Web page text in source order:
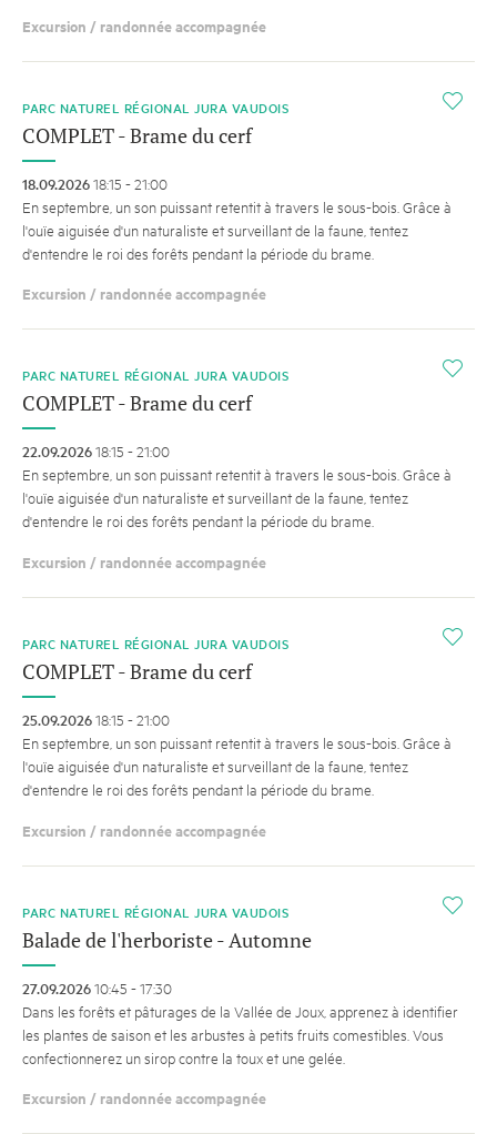
Excursion / randonnée accompagnée
i
PARC NATUREL RÉGIONAL JURA VAUDOIS
COMPLET - Brame du cerf
18.09.202618:15 - 21:00
En septembre, un son puissant retentit à travers le sous-bois. Grâce à
l'ouïe aiguisée d'un naturaliste et surveillant de la faune, tentez
d'entendre le roi des forêts pendant la période du brame.
Excursion / randonnée accompagnée
i
PARC NATUREL RÉGIONAL JURA VAUDOIS
COMPLET - Brame du cerf
22.09.202618:15 - 21:00
En septembre, un son puissant retentit à travers le sous-bois. Grâce à
l'ouïe aiguisée d'un naturaliste et surveillant de la faune, tentez
d'entendre le roi des forêts pendant la période du brame.
Excursion / randonnée accompagnée
i
PARC NATUREL RÉGIONAL JURA VAUDOIS
COMPLET - Brame du cerf
25.09.202618:15 - 21:00
En septembre, un son puissant retentit à travers le sous-bois. Grâce à
l'ouïe aiguisée d'un naturaliste et surveillant de la faune, tentez
d'entendre le roi des forêts pendant la période du brame.
Excursion / randonnée accompagnée
i
PARC NATUREL RÉGIONAL JURA VAUDOIS
Balade de l'herboriste - Automne
27.09.202610:45 - 17:30
Dans les forêts et pâturages de la Vallée de Joux, apprenez à identifier
les plantes de saison et les arbustes à petits fruits comestibles. Vous
confectionnerez un sirop contre la toux et une gelée.
Excursion / randonnée accompagnée